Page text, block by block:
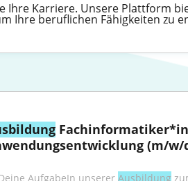
Ihre Karriere. Unsere Plattform
Ihre beruflichen Fähigkeiten zu
(m/w/
AufgabeIn unserer Ausbildung